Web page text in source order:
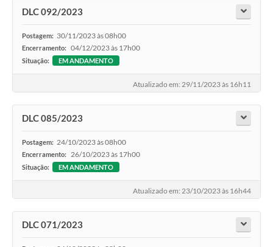
DLC 092/2023
Postagem: 30/11/2023 às 08h00
Encerramento: 04/12/2023 às 17h00
Situação: EM ANDAMENTO
Atualizado em: 29/11/2023 às 16h11
DLC 085/2023
Postagem: 24/10/2023 às 08h00
Encerramento: 26/10/2023 às 17h00
Situação: EM ANDAMENTO
Atualizado em: 23/10/2023 às 16h44
DLC 071/2023